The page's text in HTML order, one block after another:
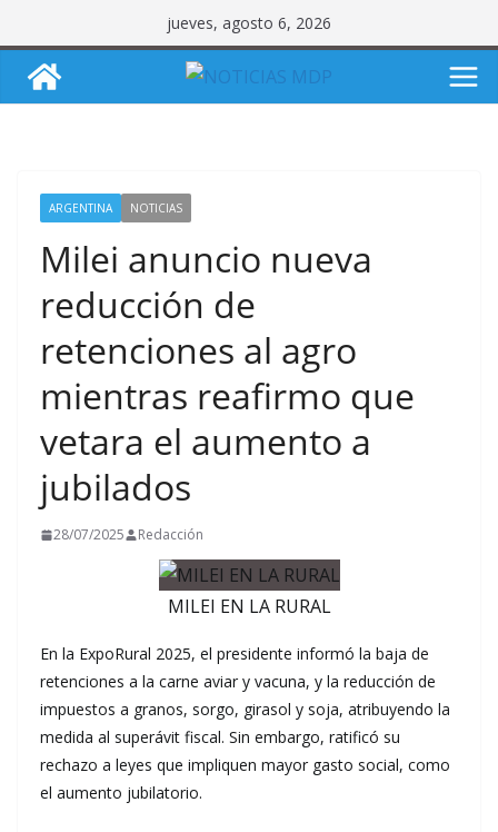
al
contenido
jueves, agosto 6, 2026
ARGENTINA NOTICIAS
Milei anuncio nueva
reducción de
retenciones al agro
mientras reafirmo que
vetara el aumento a
jubilados
28/07/2025 Redacción
MILEI EN LA RURAL
En la ExpoRural 2025, el presidente informó la baja de
retenciones a la carne aviar y vacuna, y la reducción de
impuestos a granos, sorgo, girasol y soja, atribuyendo la
medida al superávit fiscal. Sin embargo, ratificó su
rechazo a leyes que impliquen mayor gasto social, como
el aumento jubilatorio.